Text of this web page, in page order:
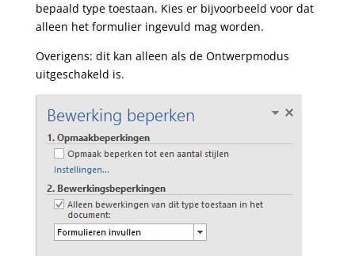
bepaald type toestaan. Kies er bijvoorbeeld voor dat
alleen het formulier ingevuld mag worden.
Overigens: dit kan alleen als de Ontwerpmodus
uitgeschakeld is.